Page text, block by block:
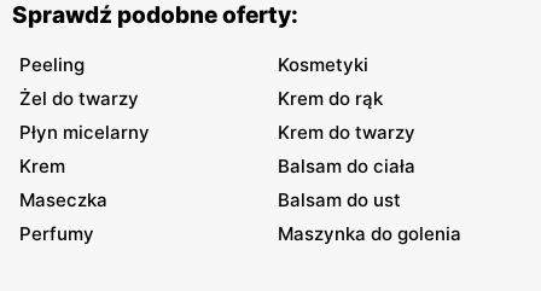
Sprawdź podobne oferty:
Peeling
Kosmetyki
Żel do twarzy
Krem do rąk
Płyn micelarny
Krem do twarzy
Krem
Balsam do ciała
Maseczka
Balsam do ust
Perfumy
Maszynka do golenia